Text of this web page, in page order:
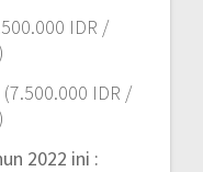
IDR /
IDR /
2022 ini :